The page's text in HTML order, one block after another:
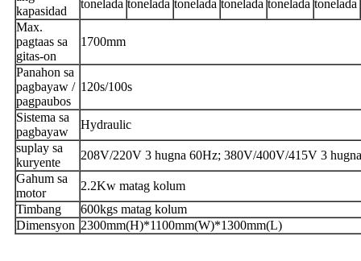
kapasidad
tonelada tonelada tonelada tonelada tonelada tonelada
Max.
pagtaas sa
gitas-on
1700mm
Panahon sa
pagbayaw /
pagpaubos
120s/100s
Sistema sa
pagbayaw
Hydraulic
suplay sa
kuryente
208V/220V 3 hugna 60Hz; 380V/400V/415V 3
Gahum sa
motor
2.2Kw matag kolum
Timbang
600kgs matag kolum
Dimensyon 2300mm(H)*1100mm(W)*1300mm(L)